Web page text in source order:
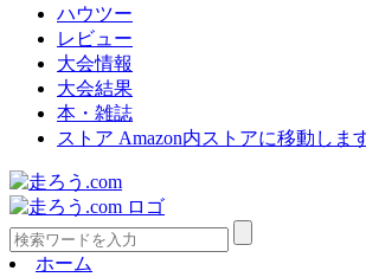
ハウツー
レビュー
大会情報
大会結果
本・雑誌
ストア Amazon内ストアに移動しま
ホーム